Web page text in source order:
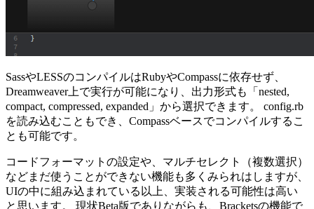
SassやLESSのコンパイルはRubyやCompassに依存せず、
Dreamweaver上で実行が可能になり、出力形式も「nested,
compact, compressed, expanded」から選択できます。 config.rb
を読み込むこともでき、Compassベースでコンパイルするこ
とも可能です。
コードフォーマットの設定や、マルチセレクト（複数選択）
などまだ使うことができない機能も多くみられはしますが、
UIの中に組み込まれている以上、実装される可能性は高い
と思います。 現状Beta版でありながらも、Bracketsの機能で